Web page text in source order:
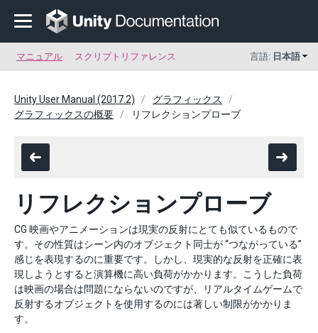
マニュアル スクリプトリファレンス 言語: 日本語
Unity User Manual (2017.2)
グラフィックス
グラフィックスの概要
リフレクションプローブ
リフレクションプローブ
CG 映画やアニメーションは現実の反射にとても似ているもので
す。その性質はシーン内のオブジェクト同士が “つながっている”
感じを表現するのに重要です。しかし、現実的な反射を正確に表
現しようとすると演算機に高い負荷がかかります。こうした負荷
は映画の場合は問題にならないのですが、リアルタイムゲームで
反射するオブジェクトを使用するのには著しい制限がかかりま
す。